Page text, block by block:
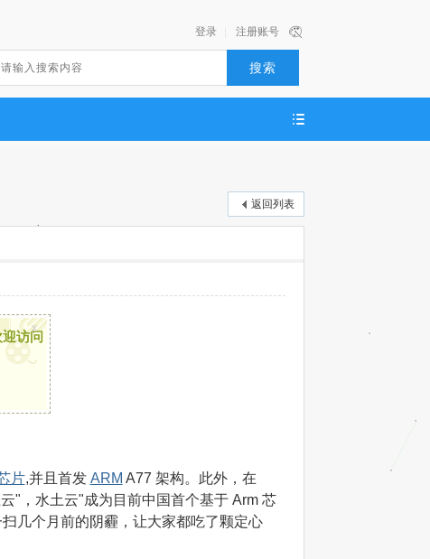
注册账号
登录
搜索
返回列表
访问
x
片,并且首发 ARM A77 架构。此外，在
"，水土云"成为目前中国首个基于 Arm 芯
几个月前的阴霾，让大家都吃了颗定心